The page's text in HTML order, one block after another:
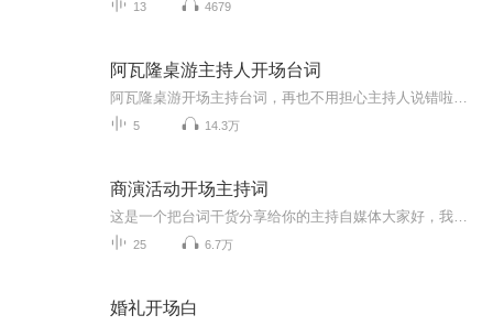
13 4679
阿瓦隆桌游主持人开场台词
5 14.3万
商演活动开场主持词
25 6.7万
婚礼开场白